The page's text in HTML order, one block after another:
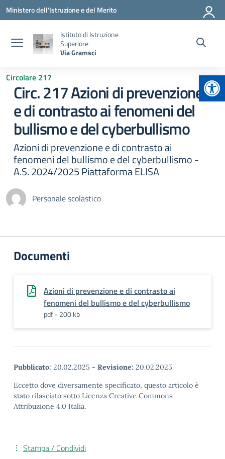
Vai ai contenuti
Vai al menu di navigazione
Vai al footer
Ministero dell'Istruzione e del Merito
Istituto di Istruzione
Superiore
Via Gramsci
Circolare 217
Circ. 217 Azioni di prevenzione
e di contrasto ai fenomeni del
bullismo e del cyberbullismo
Azioni di prevenzione e di contrasto ai
fenomeni del bullismo e del cyberbullismo -
A.S. 2024/2025 Piattaforma ELISA
Personale scolastico
Documenti
Azioni di prevenzione e di contrasto ai
fenomeni del bullismo e del cyberbullismo
pdf - 200 kb
Pubblicato: 20.02.2025 - Revisione: 20.02.2025
Eccetto dove diversamente specificato, questo articolo è
stato rilasciato sotto Licenza Creative Commons
Attribuzione 4.0 Italia.
Stampa / Condividi